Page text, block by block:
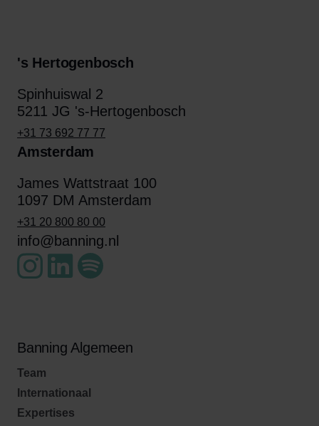
's Hertogenbosch
Spinhuiswal 2
5211 JG 's-Hertogenbosch
+31 73 692 77 77
Amsterdam
James Wattstraat 100
1097 DM Amsterdam
+31 20 800 80 00
info@banning.nl
Banning Algemeen
Team
Internationaal
Expertises